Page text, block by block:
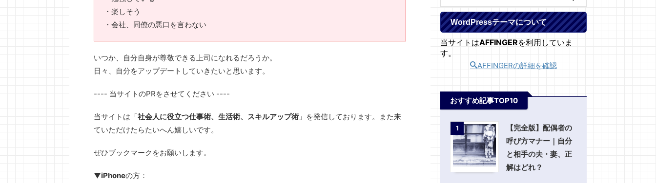
・楽しそう
・会社、同僚の悪口を言わない
いつか、自分自身が尊敬できる上司になれるだろうか。
日々、自分をアップデートしていきたいと思います。
---- 当サイトのPRをさせてください ----
当サイトは「社会人に役立つ仕事術、生活術、スキルアップ術 」を発信しております。また来
ていただけたらたいへん嬉しいです。
ぜひブックマークをお願いします。
▼iPhoneの方：
WordPressテーマについて
当サイトはAFFINGERを利用していま
す。
AFFINGERの詳細を確認
おすすめ記事TOP10
1
【完全版】配偶者の
呼び方マナー｜自分
と相手の夫・妻、正
解はどれ？